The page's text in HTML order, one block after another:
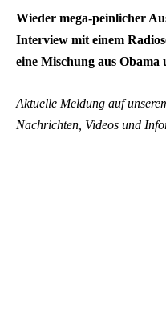
Wieder mega-peinlicher
Interview mit einem
eine Mischung aus
Aktuelle Meldung auf
Nachrichten, Videos und